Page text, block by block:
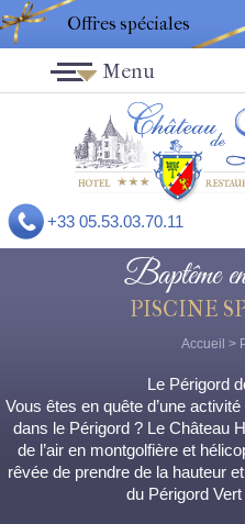
Offres spéciales
+33 05.53.03.70.11
Menu
Baptême
PISCINE
Accueil >
Le Périgord
Vous êtes en quête d’une
dans le Périgord ? Le Château
de l’air en montgolfière et
rêvée de prendre de la hauteur
du Périgord